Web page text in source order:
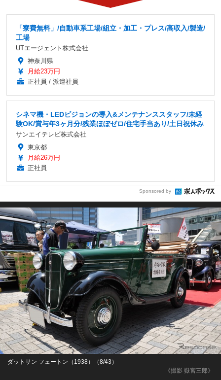
「寮費無料」/自動車系工場/組立・加工・プレス/高収入/製造/
工場
UTエージェント株式会社
神奈川県
月給23万円
正社員 / 派遣社員
シネマ機・LEDビジョンの導入&メンテナンススタッフ/未経
験OK/賞与年3ヶ月分/残業ほぼゼロ/住宅手当あり/土日祝休み
サンエイテレビ株式会社
東京都
月給26万円
正社員
Sponsored by
《撮影 嶽宮三郎》
ダットサン フェートン（1938）（8/43）